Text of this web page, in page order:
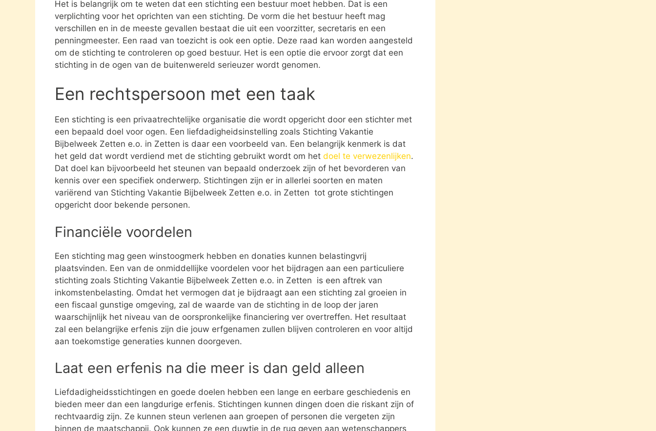
Het is belangrijk om te weten dat een stichting een bestuur moet hebben. Dat is een
verplichting voor het oprichten van een stichting. De vorm die het bestuur heeft mag
verschillen en in de meeste gevallen bestaat die uit een voorzitter, secretaris en een
penningmeester. Een raad van toezicht is ook een optie. Deze raad kan worden aangesteld
om de stichting te controleren op goed bestuur. Het is een optie die ervoor zorgt dat een
stichting in de ogen van de buitenwereld serieuzer wordt genomen.
Een rechtspersoon met een taak
Een stichting is een privaatrechtelijke organisatie die wordt opgericht door een stichter met
een bepaald doel voor ogen. Een liefdadigheidsinstelling zoals Stichting Vakantie
Bijbelweek Zetten e.o. in Zetten is daar een voorbeeld van. Een belangrijk kenmerk is dat
het geld dat wordt verdiend met de stichting gebruikt wordt om het doel te verwezenlijken.
Dat doel kan bijvoorbeeld het steunen van bepaald onderzoek zijn of het bevorderen van
kennis over een specifiek onderwerp. Stichtingen zijn er in allerlei soorten en maten
variërend van Stichting Vakantie Bijbelweek Zetten e.o. in Zetten tot grote stichtingen
opgericht door bekende personen.
Financiële voordelen
Een stichting mag geen winstoogmerk hebben en donaties kunnen belastingvrij
plaatsvinden. Een van de onmiddellijke voordelen voor het bijdragen aan een particuliere
stichting zoals Stichting Vakantie Bijbelweek Zetten e.o. in Zetten is een aftrek van
inkomstenbelasting. Omdat het vermogen dat je bijdraagt aan een stichting zal groeien in
een fiscaal gunstige omgeving, zal de waarde van de stichting in de loop der jaren
waarschijnlijk het niveau van de oorspronkelijke financiering ver overtreffen. Het resultaat
zal een belangrijke erfenis zijn die jouw erfgenamen zullen blijven controleren en voor altijd
aan toekomstige generaties kunnen doorgeven.
Laat een erfenis na die meer is dan geld alleen
Liefdadigheidsstichtingen en goede doelen hebben een lange en eerbare geschiedenis en
bieden meer dan een langdurige erfenis. Stichtingen kunnen dingen doen die riskant zijn of
rechtvaardig zijn. Ze kunnen steun verlenen aan groepen of personen die vergeten zijn
binnen de maatschappij. Ook kunnen ze een duwtje in de rug geven aan wetenschappers